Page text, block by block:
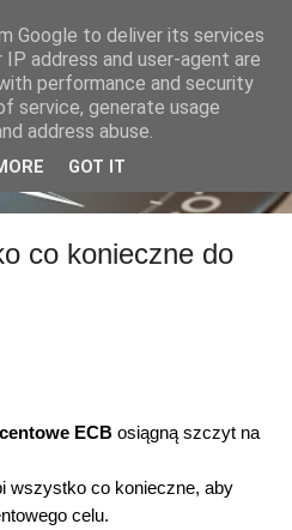
co konieczne do
ECB osiągną szczyt na
wszystko co konieczne, aby
celu.
Google to deliver its services
address and user-agent are
performance and security
service, generate usage
address abuse.
GOT IT